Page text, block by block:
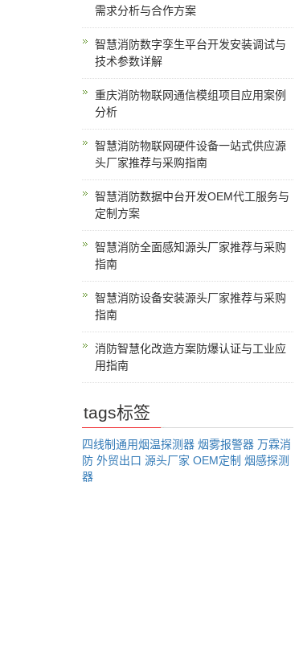
需求分析与合作方案
智慧消防数字孪生平台开发安装调试与
技术参数详解
重庆消防物联网通信模组项目应用案例
分析
智慧消防物联网硬件设备一站式供应源
头厂家推荐与采购指南
智慧消防数据中台开发OEM代工服务与
定制方案
智慧消防全面感知源头厂家推荐与采购
指南
智慧消防设备安装源头厂家推荐与采购
指南
消防智慧化改造方案防爆认证与工业应
用指南
tags标签
四线制通用烟温探测器 烟雾报警器 万霖消
防 外贸出口 源头厂家 OEM定制 烟感探测
器